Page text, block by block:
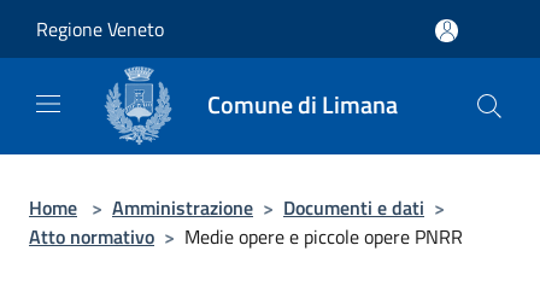
Regione Veneto
Comune di Limana
Home > Amministrazione > Documenti e dati >
Atto normativo > Medie opere e piccole opere PNRR